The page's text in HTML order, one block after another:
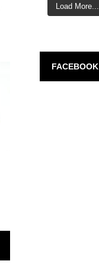
Load More...
FACEBOOK